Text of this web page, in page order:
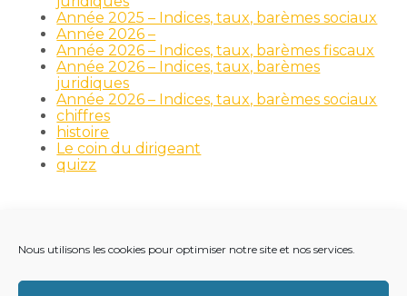
Nous utilisons les cookies pour optimiser notre site et nos services.
Année 2025 – Indices, taux, barèmes sociaux
Année 2026 –
Année 2026 – Indices, taux, barèmes fiscaux
Année 2026 – Indices, taux, barèmes
juridiques
Année 2026 – Indices, taux, barèmes sociaux
chiffres
histoire
Le coin du dirigeant
quizz
Principale